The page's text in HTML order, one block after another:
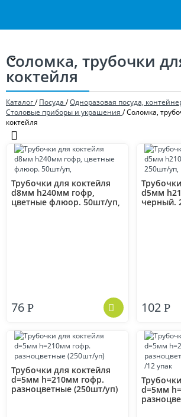
Соломка, трубочки
коктейля
Каталог/Посуда /Одноразовая посуда,
Столовые приборы и украшения /Соломка,
коктейля
Трубочки для коктейля
d8мм h240мм гофр,
цветные флюор. 50шт/уп,
76 Р
d5мм
черный.
102 Р
Трубочки для коктейля
d=5мм h=210мм гофр.
разноцветные (250шт/уп)
d=5мм